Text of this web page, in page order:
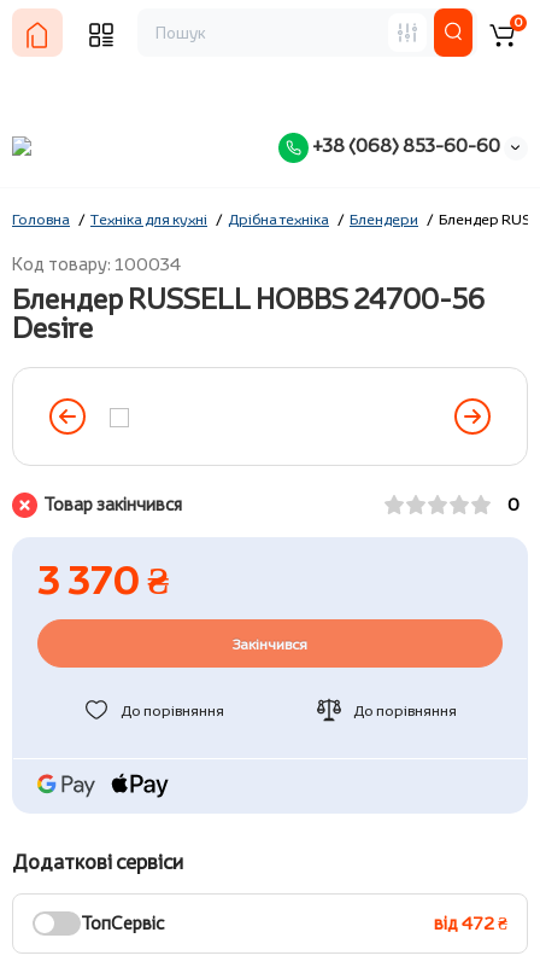
+38 (068) 853-60-60
0
Головна Техніка для кухні Дрібна техніка Блендери Блендер
Код товару: 100034
Блендер RUSSELL HOBBS 24700-56
Desire
Товар закінчився 0
3 370 ₴
Закінчився
До порівняння До порівняння
Додаткові сервіси
ТопСервіс від 472 ₴